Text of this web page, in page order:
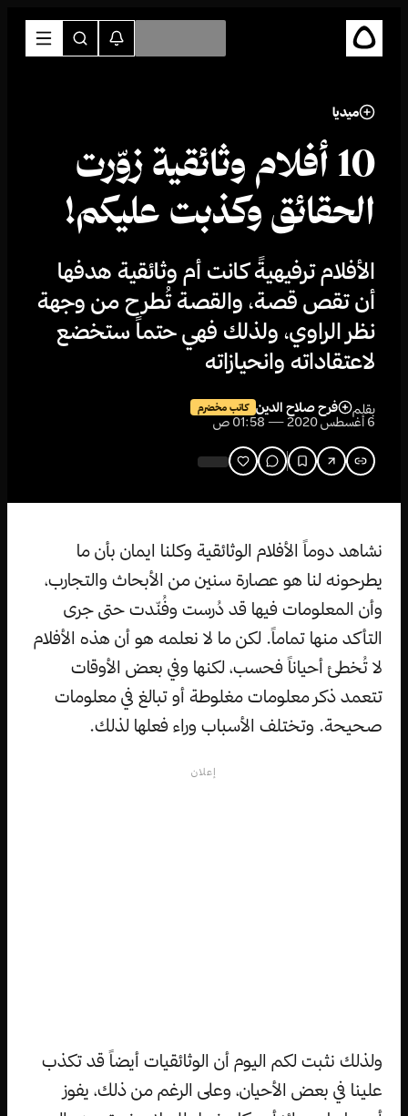
ميديا
10 أفلام وثائقية زوّرت
الحقائق وكذبت عليكم!
الأفلام ترفيهيةً كانت أم وثائقية هدفها
أن تقص قصة، والقصة تُطرح من وجهة
نظر الراوي، ولذلك فهي حتماً ستخضع
لاعتقاداته وانحيازاته
بقلم فرح صلاح الدين كاتب مخضرم
6 أغسطس 2020 — 01:58 ص
نشاهد دوماً الأفلام الوثائقية وكلنا ايمان بأن ما
يطرحونه لنا هو عصارة سنين من الأبحاث والتجارب،
وأن المعلومات فيها قد دُرست وفُنّدت حتى جرى
التأكد منها تماماً. لكن ما لا نعلمه هو أن هذه الأفلام
لا تُخطئ أحياناً فحسب، لكنها وفي بعض الأوقات
تتعمد ذكر معلومات مغلوطة أو تبالغ في معلومات
صحيحة. وتختلف الأسباب وراء فعلها لذلك.
إعلان
ولذلك نثبت لكم اليوم أن الوثائقيات أيضاً قد تكذب
علينا في بعض الأحيان، وعلى الرغم من ذلك، يفوز